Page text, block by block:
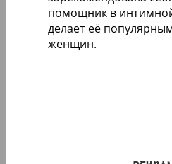
помощник в
делает её
женщин.